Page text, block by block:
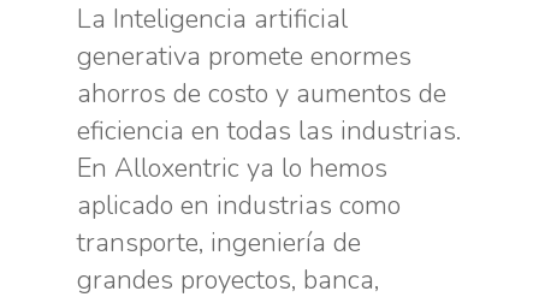
La Inteligencia artificial
generativa promete enormes
ahorros de costo y aumentos de
eficiencia en todas las industrias.
En Alloxentric ya lo hemos
aplicado en industrias como
transporte, ingeniería de
grandes proyectos, banca,